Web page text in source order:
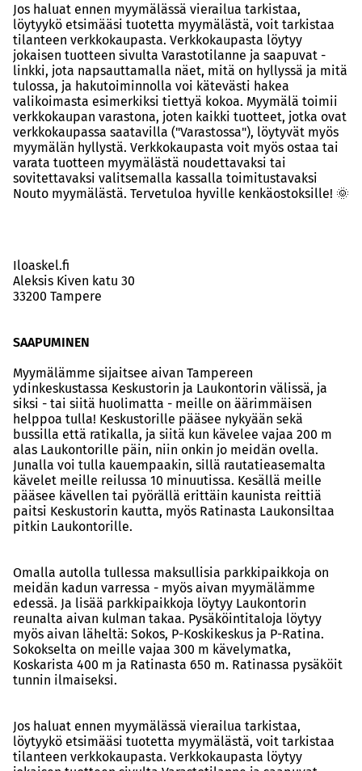
Jos haluat ennen myymälässä vierailua tarkistaa,
löytyykö etsimääsi tuotetta myymälästä, voit tarkistaa
tilanteen verkkokaupasta. Verkkokaupasta löytyy
jokaisen tuotteen sivulta Varastotilanne ja saapuvat -
linkki, jota napsauttamalla näet, mitä on hyllyssä ja mitä
tulossa, ja hakutoiminnolla voi kätevästi hakea
valikoimasta esimerkiksi tiettyä kokoa. Myymälä toimii
verkkokaupan varastona, joten kaikki tuotteet, jotka ovat
verkkokaupassa saatavilla ("Varastossa"), löytyvät myös
myymälän hyllystä. Verkkokaupasta voit myös ostaa tai
varata tuotteen myymälästä noudettavaksi tai
sovitettavaksi valitsemalla kassalla toimitustavaksi
Nouto myymälästä. Tervetuloa hyville kenkäostoksille! 🌞
Iloaskel.fi
Aleksis Kiven katu 30
33200 Tampere
SAAPUMINEN
Myymälämme sijaitsee aivan Tampereen
ydinkeskustassa Keskustorin ja Laukontorin välissä, ja
siksi - tai siitä huolimatta - meille on äärimmäisen
helppoa tulla! Keskustorille pääsee nykyään sekä
bussilla että ratikalla, ja siitä kun kävelee vajaa 200 m
alas Laukontorille päin, niin onkin jo meidän ovella.
Junalla voi tulla kauempaakin, sillä rautatieasemalta
kävelet meille reilussa 10 minuutissa. Kesällä meille
pääsee kävellen tai pyörällä erittäin kaunista reittiä
paitsi Keskustorin kautta, myös Ratinasta Laukonsiltaa
pitkin Laukontorille.
Omalla autolla tullessa maksullisia parkkipaikkoja on
meidän kadun varressa - myös aivan myymälämme
edessä. Ja lisää parkkipaikkoja löytyy Laukontorin
reunalta aivan kulman takaa. Pysäköintitaloja löytyy
myös aivan läheltä: Sokos, P-Koskikeskus ja P-Ratina.
Sokokselta on meille vajaa 300 m kävelymatka,
Koskarista 400 m ja Ratinasta 650 m. Ratinassa pysäköit
tunnin ilmaiseksi.
Jos haluat ennen myymälässä vierailua tarkistaa,
löytyykö etsimääsi tuotetta myymälästä, voit tarkistaa
tilanteen verkkokaupasta. Verkkokaupasta löytyy